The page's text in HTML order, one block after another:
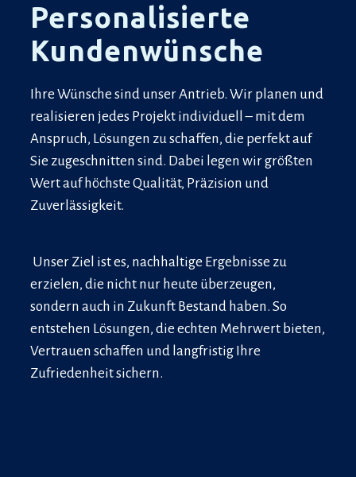
Personalisierte
Kundenwünsche
Ihre Wünsche sind unser Antrieb. Wir planen und
realisieren jedes Projekt individuell – mit dem
Anspruch, Lösungen zu schaffen, die perfekt auf
Sie zugeschnitten sind. Dabei legen wir größten
Wert auf höchste Qualität, Präzision und
Zuverlässigkeit.
Unser Ziel ist es, nachhaltige Ergebnisse zu
erzielen, die nicht nur heute überzeugen,
sondern auch in Zukunft Bestand haben. So
entstehen Lösungen, die echten Mehrwert bieten,
Vertrauen schaffen und langfristig Ihre
Zufriedenheit sichern.